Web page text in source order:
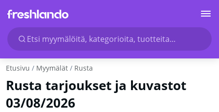
Etsi myymälöitä, kategorioita, tuotteita...
Etusivu Myymälät Rusta
Rusta tarjoukset ja kuvastot
03/08/2026